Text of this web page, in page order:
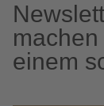
einem